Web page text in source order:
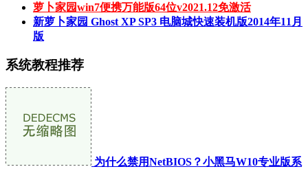
萝卜家园win7便携万能版64位v2021.12免激活
新萝卜家园 Ghost XP SP3 电脑城快速装机版2014年11月
版
系统教程推荐
为什么禁用NetBIOS？小黑马W10专业版系